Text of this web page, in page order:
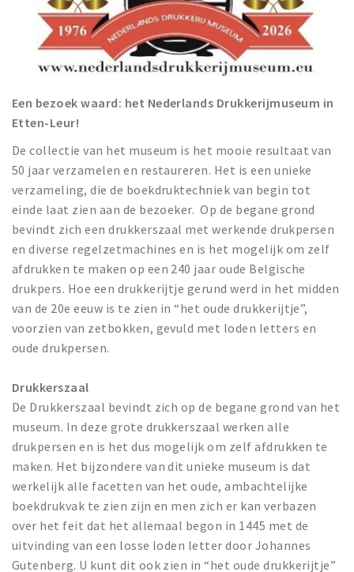
Een bezoek waard: het Nederlands Drukkerijmuseum in
Etten-Leur!
De collectie van het museum is het mooie resultaat van
50 jaar verzamelen en restaureren. Het is een unieke
verzameling, die de boekdruktechniek van begin tot
einde laat zien aan de bezoeker. Op de begane grond
bevindt zich een drukkerszaal met werkende drukpersen
en diverse regelzetmachines en is het mogelijk om zelf
afdrukken te maken op een 240 jaar oude Belgische
drukpers. Hoe een drukkerijtje gerund werd in het midden
van de 20e eeuw is te zien in “het oude drukkerijtje”,
voorzien van zetbokken, gevuld met loden letters en
oude drukpersen.
Drukkerszaal
De Drukkerszaal bevindt zich op de begane grond van het
museum. In deze grote drukkerszaal werken alle
drukpersen en is het dus mogelijk om zelf afdrukken te
maken. Het bijzondere van dit unieke museum is dat
werkelijk alle facetten van het oude, ambachtelijke
boekdrukvak te zien zijn en men zich er kan verbazen
over het feit dat het allemaal begon in 1445 met de
uitvinding van een losse loden letter door Johannes
Gutenberg. U kunt dit ook zien in “het oude drukkerijtje”